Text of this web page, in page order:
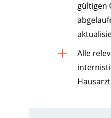
gültigen
Alle